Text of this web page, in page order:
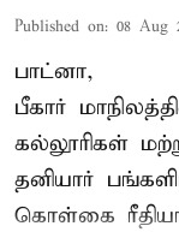
Published on: 08 Aug
பாட்னா,
பீகார்
கல்லூரிகள்
தனியார்
கொள்கை